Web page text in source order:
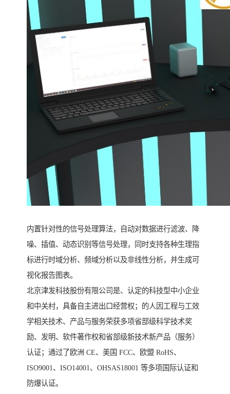
内置针对性的信号处理算法，自动对数据进行滤波、降
噪、插值、动态识别等信号处理，同时支持各种生理指
标进行时域分析、频域分析以及非线性分析，并生成可
视化报告图表。
北京津发科技股份有限公司是、认定的科技型中小企业
和中关村，具备自主进出口经营权；的人因工程与工效
学相关技术、产品与服务荣获多项省部级科学技术奖
励、发明、软件著作权和省部级新技术新产品（服务）
认证；通过了欧洲 CE、美国 FCC、欧盟 RoHS、
ISO9001、ISO14001、OHSAS18001 等多项国际认证和
防爆认证。